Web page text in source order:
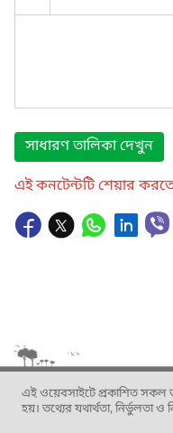
সাধারণ তালিকা দেখুন
এই কনটেন্টটি শেয়ার
এই ওয়েবসাইটে প্রকাশিত সকল
হয়। তথ্যের যথার্থতা, নির্ভুলতা ও